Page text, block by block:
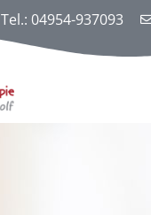
Tel.: 04954-937093